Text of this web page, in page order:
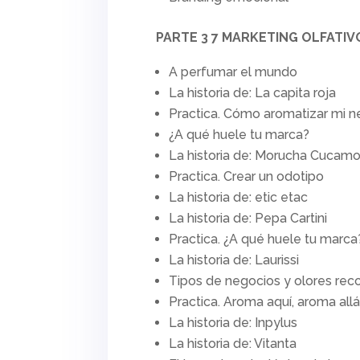
PARTE 3 7 MARKETING
A perfumar el mundo
La historia de: La capita roja
Practica. Cómo aromatizar mi
¿A qué huele tu marca?
La historia de: Morucha
Practica. Crear un odotipo
La historia de: etic etac
La historia de: Pepa Cartini
Practica. ¿A qué huele tu
La historia de: Laurissi
Tipos de negocios y olores
Practica. Aroma aquí, aroma allá
La historia de: Inpylus
La historia de: Vitanta